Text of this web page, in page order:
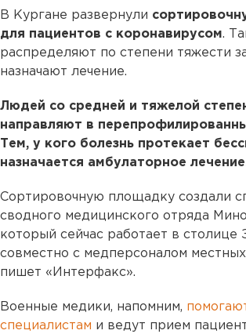
В Кургане развернули
для пациентов с коронавирусом.
распределяют по степени тяжести
назначают лечение.
Людей со средней и тяжелой
направляют в
Тем, у кого болезнь протекает
назначается амбулаторное
Сортировочную площадку создали
сводного медицинского отряда
который сейчас работает в столице
совместно с медперсоналом
пишет «Интерфакс».
Военные медики, напомним,
специалистам и ведут прием